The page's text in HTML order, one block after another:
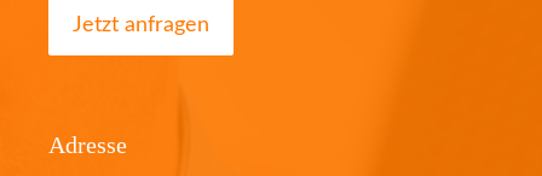
Jetzt anfragen
Adresse